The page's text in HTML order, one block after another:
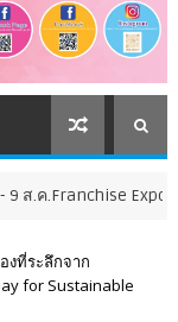
Expo Thailand &
งที่ระลึกจาก
for Sustainable